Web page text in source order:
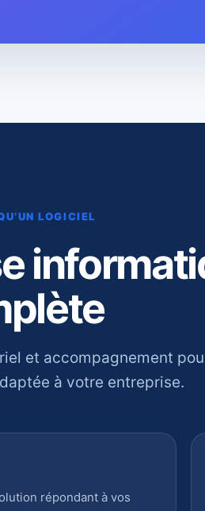
LOGICIEL
et accompagnement
à votre entreprise.
répondant à vos